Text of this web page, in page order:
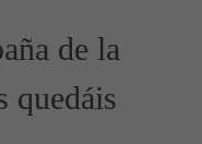
de la
quedáis